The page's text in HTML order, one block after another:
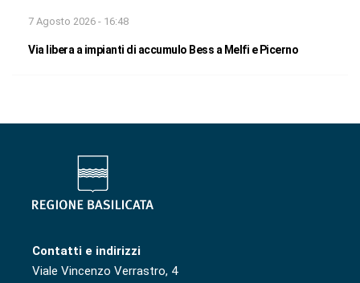
7 Agosto 2026 - 16:48
Via libera a impianti di accumulo Bess a Melfi e Picerno
Contatti e indirizzi
Viale Vincenzo Verrastro, 4